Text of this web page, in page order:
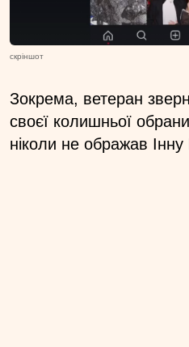
скріншот
Зокрема, ветеран
своєї колишньої
ніколи не ображав